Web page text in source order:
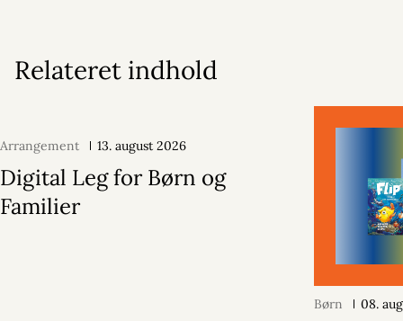
Relateret indhold
Arrangement 13. august 2026
Digital Leg for Børn og
Familier
Børn 08.